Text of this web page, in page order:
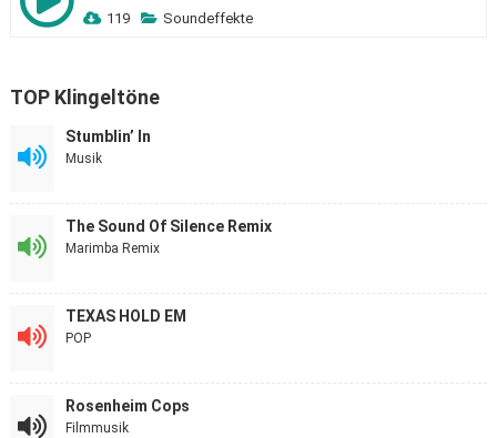
119 Soundeffekte
TOP Klingeltöne
Stumblin’ In
Musik
The Sound Of Silence Remix
Marimba Remix
TEXAS HOLD EM
POP
Rosenheim Cops
Filmmusik